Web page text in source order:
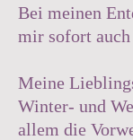
Bei meinen
mir sofort
Meine
Winter- und
allem die